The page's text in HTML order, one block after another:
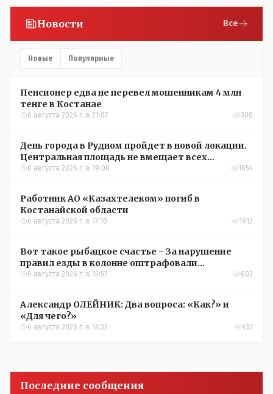
Новости Все
Новые Популярные
Пенсионер едва не перевел мошенникам 4 млн
тенге в Костанае
6 августа 2026 г. в 21:07 300
День города в Рудном пройдет в новой локации.
Центральная площадь не вмещает всех
желающих
6 августа 2026 г. в 19:08 1654
Работник АО «Казахтелеком» погиб в
Костанайской области
6 августа 2026 г. в 17:10 1912
Вот такое рыбацкое счастье - За нарушение
правил езды в колонне оштрафовали
участников соревнований в Аркалыке
6 августа 2026 г. в 15:57 602
Александр ОЛЕЙНИК: Два вопроса: «Как?» и
«Для чего?»
6 августа 2026 г. в 14:32 433
Последние сообщения